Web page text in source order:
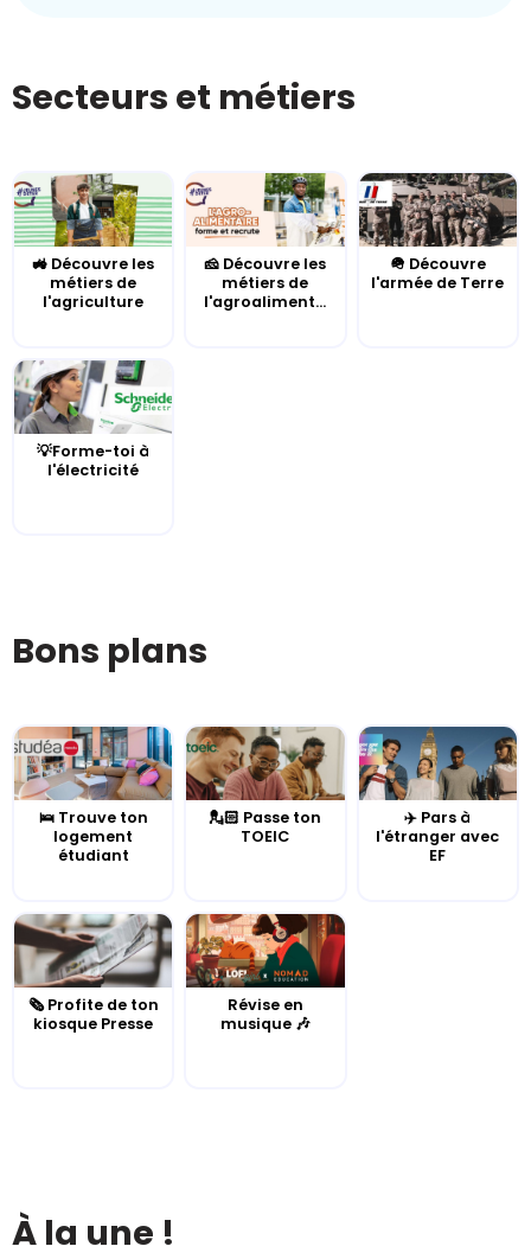
Secteurs et métiers
🚜 Découvre les
métiers de
l'agriculture
🧀 Découvre les
métiers de
l'agroaliment...
🪖 Découvre
l'armée de Terre
💡Forme-toi à
l'électricité
Bons plans
🛌 Trouve ton
logement
étudiant
💂🏻 Passe ton
TOEIC
✈️ Pars à
l'étranger avec
EF
🗞️ Profite de ton
kiosque Presse
Révise en
musique 🎶
À la une !